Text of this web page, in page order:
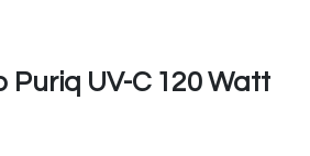
UV-C 120 Watt